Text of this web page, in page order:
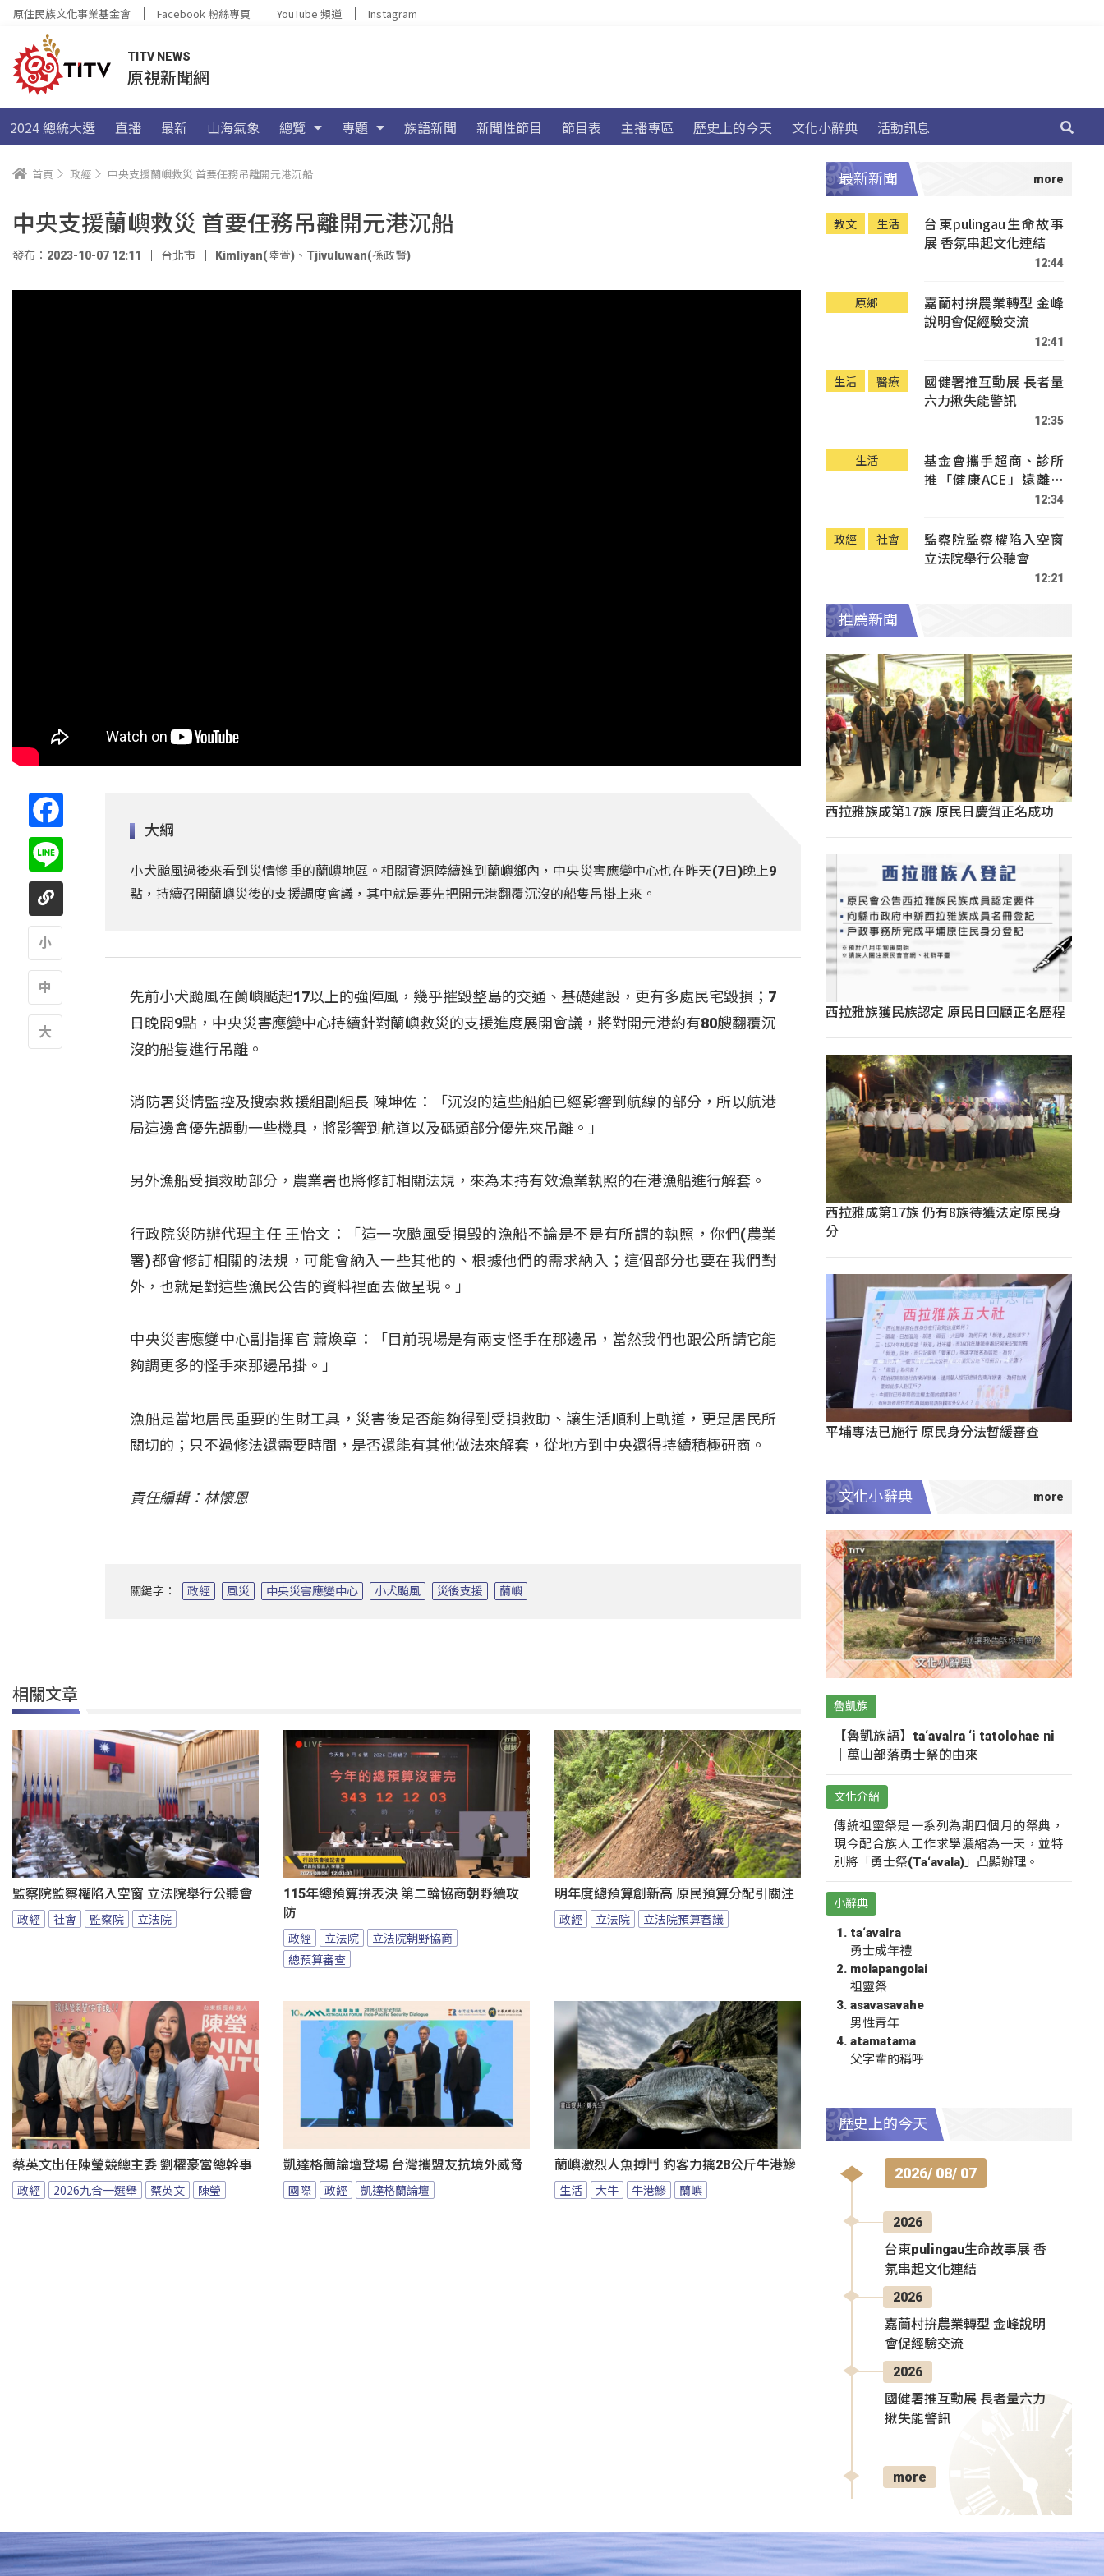
原住民族文化事業基金會 Facebook 粉絲專頁 YouTube 頻道 Instagram
TITV NEWS
原視新聞網
2024 總統大選 直播 最新 山海氣象 總覽 專題 族語新聞 新聞性節目 節目表 主播專區 歷史上的今天 文化小辭典 活動訊息
首頁 政經 中央支援蘭嶼救災 首要任務吊離開元港沉船
中央支援蘭嶼救災 首要任務吊離開元港沉船
發布：2023-10-07 12:11 台北市 Kimliyan(陸萱) 、 Tjivuluwan(孫政賢)
大綱
小犬颱風過後來看到災情慘重的蘭嶼地區。相關資源陸續進到蘭嶼鄉內，中央災害應變中心也在昨天(7日)晚上9
點，持續召開蘭嶼災後的支援調度會議，其中就是要先把開元港翻覆沉沒的船隻吊掛上來。
先前小犬颱風在蘭嶼颳起17以上的強陣風，幾乎摧毀整島的交通、基礎建設，更有多處民宅毀損；7
日晚間9點，中央災害應變中心持續針對蘭嶼救災的支援進度展開會議，將對開元港約有80艘翻覆沉
沒的船隻進行吊離。
消防署災情監控及搜索救援組副組長 陳坤佐：「沉沒的這些船舶已經影響到航線的部分，所以航港
局這邊會優先調動一些機具，將影響到航道以及碼頭部分優先來吊離。」
另外漁船受損救助部分，農業署也將修訂相關法規，來為未持有效漁業執照的在港漁船進行解套。
行政院災防辦代理主任 王怡文：「這一次颱風受損毀的漁船不論是不是有所謂的執照，你們(農業
署)都會修訂相關的法規，可能會納入一些其他的、根據他們的需求納入；這個部分也要在我們對
外，也就是對這些漁民公告的資料裡面去做呈現。」
中央災害應變中心副指揮官 蕭煥章：「目前現場是有兩支怪手在那邊吊，當然我們也跟公所請它能
夠調更多的怪手來那邊吊掛。」
漁船是當地居民重要的生財工具，災害後是否能夠得到受損救助、讓生活順利上軌道，更是居民所
關切的；只不過修法還需要時間，是否還能有其他做法來解套，從地方到中央還得持續積極研商。
責任編輯：林懷恩
關鍵字： 政經 風災 中央災害應變中心 小犬颱風 災後支援 蘭嶼
相關文章
監察院監察權陷入空窗 立法院舉行公聽會
政經 社會 監察院 立法院
115年總預算拚表決 第二輪協商朝野續攻
防
政經 立法院
立法院朝野協商
總預算審查
明年度總預算創新高 原民預算分配引關注
政經 立法院 立法院預算審議
蔡英文出任陳瑩競總主委 劉櫂豪當總幹事
政經 2026九合一選舉 蔡英文 陳瑩
凱達格蘭論壇登場 台灣攜盟友抗境外威脅
國際 政經 凱達格蘭論壇
蘭嶼激烈人魚搏鬥 釣客力擒28公斤牛港鰺
生活 大牛 牛港鰺 蘭嶼
最新新聞
教文 生活
台東pulingau生命故事
展 香氛串起文化連結
12:44
原鄉
嘉蘭村拚農業轉型 金峰
說明會促經驗交流
12:41
生活 醫療
國健署推互動展 長者量
六力揪失能警訊
12:35
生活
基金會攜手超商、診所
推「健康ACE」遠離疾
12:34
政經 社會
監察院監察權陷入空窗
立法院舉行公聽會
12:21
推薦新聞
西拉雅族成第17族 原民日慶賀正名成功
西拉雅族獲民族認定 原民日回顧正名歷程
西拉雅成第17族 仍有8族待獲法定原民身
分
平埔專法已施行 原民身分法暫緩審查
文化小辭典
魯凱族
【魯凱族語】ta‘avalra ‘i tatolohae ni
｜萬山部落勇士祭的由來
文化介紹
傳統祖靈祭是一系列為期四個月的祭典，
現今配合族人工作求學濃縮為一天，並特
別將「勇士祭(Ta‘avala)」凸顯辦理。
小辭典
ta‘avalra
勇士成年禮
molapangolai
祖靈祭
asavasavahe
男性青年
atamatama
父字輩的稱呼
歷史上的今天
2026/ 08/ 07
2026
台東pulingau生命故事展 香
氛串起文化連結
2026
嘉蘭村拚農業轉型 金峰說明
會促經驗交流
2026
國健署推互動展 長者量六力
揪失能警訊
more